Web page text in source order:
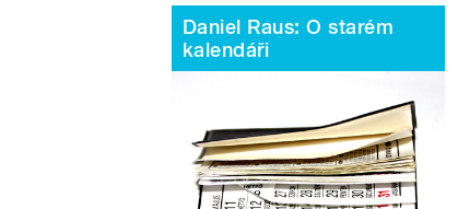
Daniel Raus: O starém
kalendáři